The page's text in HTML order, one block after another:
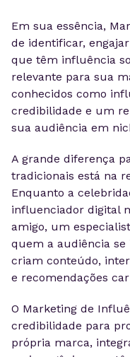
Em sua essência,
de identificar,
que têm influência
relevante para sua
conhecidos como
credibilidade e um
sua audiência em
A grande diferença
tradicionais está na
Enquanto a
influenciador digital
amigo, um
quem a audiência
criam conteúdo,
e recomendações
O Marketing de
credibilidade para
própria marca,